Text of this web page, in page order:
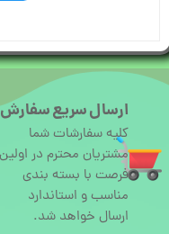
ارسال سریع سفارش
کلیه سفارشات شما
مشتریان محترم در اولین
فرصت با بسته بندی
مناسب و استاندارد
ارسال خواهد شد.